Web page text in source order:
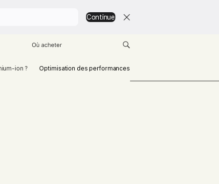
Continue
Où acheter
ion ? Optimisation des performances